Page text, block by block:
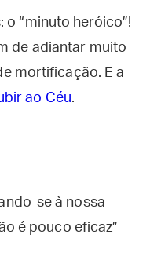
“minuto heróico”!
de adiantar muito
mortificação. E a
ao Céu.
se à nossa
é pouco eficaz”